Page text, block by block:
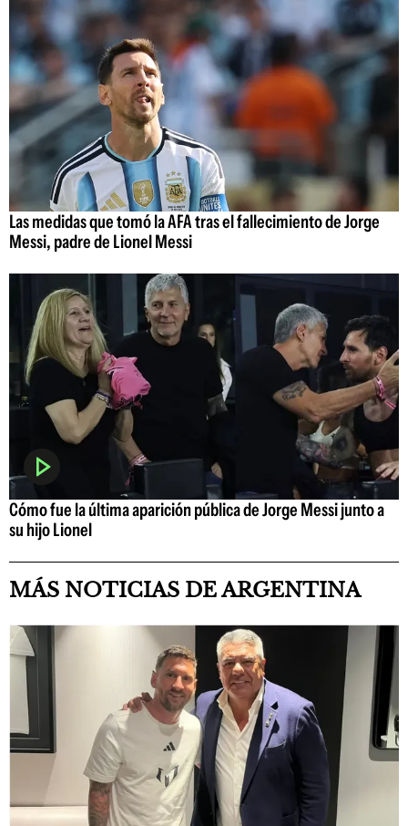
Las medidas que tomó la AFA tras el fallecimiento de Jorge
Messi, padre de Lionel Messi
Cómo fue la última aparición pública de Jorge Messi junto a
su hijo Lionel
MÁS NOTICIAS DE ARGENTINA